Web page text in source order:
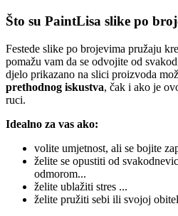
Što su PaintLisa slike po
Festede slike po brojevima pružaju
pomažu vam da se odvojite od
djelo prikazano na slici proizvoda
prethodnog iskustva, čak i ako je
ruci.
Idealno za vas ako:
volite umjetnost, ali se bojite
želite se opustiti od
odmorom...
želite ublažiti stres ...
želite pružiti sebi ili svojoj